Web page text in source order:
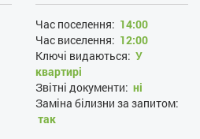
Час поселення: 14:00
Час виселення: 12:00
Ключі видаються: У
квартирі
Звітні документи: ні
Заміна білизни за запитом:
так